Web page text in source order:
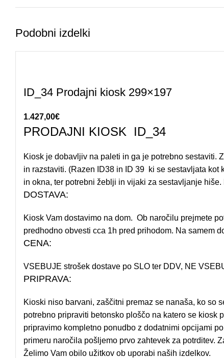
Podobni izdelki
ID_34 Prodajni kiosk 299×197
1.427,00€
PRODAJNI KIOSK ID_34
Kiosk je dobavljiv na paleti in ga je potrebno sestaviti.
in razstaviti. (Razen ID38 in ID 39 ki se sestavljata kot
in okna, ter potrebni žeblji in vijaki za sestavljanje
DOSTAVA:
Kiosk Vam dostavimo na dom. Ob naročilu prejmete
predhodno obvesti cca 1h pred prihodom. Na samem
CENA:
VSEBUJE strošek dostave po SLO ter DDV, NE
PRIPRAVA:
Kioski niso barvani, zaščitni premaz se nanaša, ko so
potrebno pripraviti betonsko ploščo na katero se kiosk
pripravimo kompletno ponudbo z dodatnimi opcijami
primeru naročila pošljemo prvo zahtevek za potrditev.
Želimo Vam obilo užitkov ob uporabi naših izdelkov.